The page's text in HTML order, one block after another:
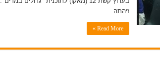
זיהתה ...
Read More »